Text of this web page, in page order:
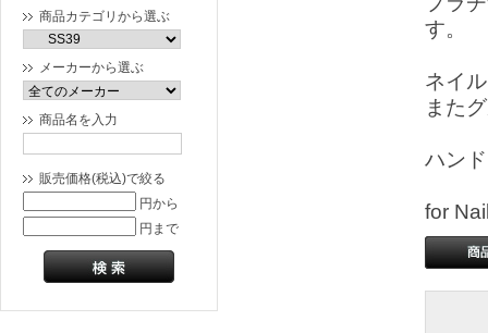
商品カテゴリから選ぶ
メーカーから選ぶ
商品名を入力
販売価格(税込)で絞る
円から
円まで
す。
ネイ
また
ハン
for